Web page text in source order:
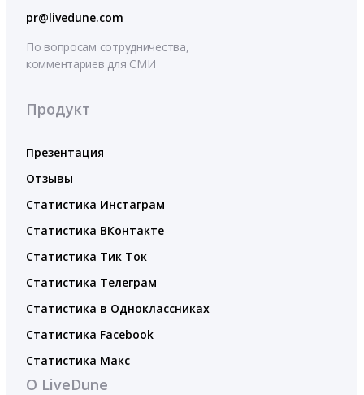
pr@livedune.com
По вопросам сотрудничества,
комментариев для СМИ
Продукт
Презентация
Отзывы
Статистика Инстаграм
Статистика ВКонтакте
Статистика Тик Ток
Статистика Телеграм
Статистика в Одноклассниках
Статистика Facebook
Статистика Макс
О LiveDune